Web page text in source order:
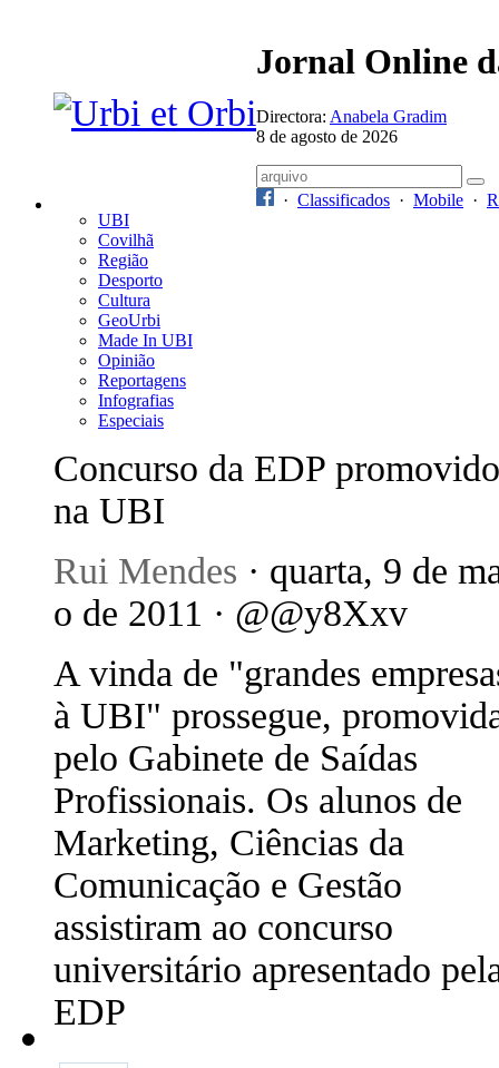
Jornal Online
Directora: Anabela Gradim
8 de agosto de 2026
· Classificados · Mobile ·
UBI
Covilhã
Região
Desporto
Cultura
GeoUrbi
Made In UBI
Opinião
Reportagens
Infografias
Especiais
Concurso da EDP promovido
na UBI
Rui Mendes · quarta, 9 de
o de 2011 · @@y8Xxv
A vinda de "grandes
à UBI" prossegue,
pelo Gabinete de Saídas
Profissionais. Os alunos de
Marketing, Ciências da
Comunicação e Gestão
assistiram ao concurso
universitário apresentado
EDP